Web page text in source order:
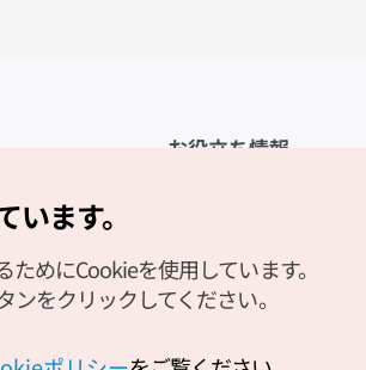
お役立ち情報
観光資料ダウンロード
デジタルブック／電子書籍
ます。
めにCookieを使用しています。
をクリックしてください。